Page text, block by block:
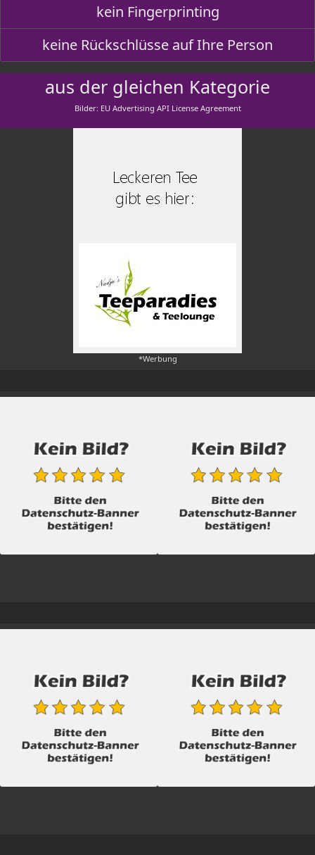
kein Fingerprinting
keine Rückschlüsse auf Ihre Person
aus der gleichen Kategorie
Bilder: EU Advertising API License Agreement
*Werbung